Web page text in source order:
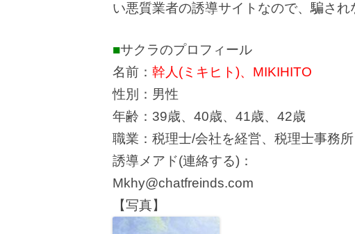
い悪質業者の誘導サイトなので、騙され
■サクラのプロフィール
名前： 幹人(ミキヒト)、MIKIHITO
性別：男性
年齢：39歳、40歳、41歳、42歳
職業：税理士/会社を経営、税理士事務
誘導メアド(連絡する)：
Mkhy@chatfreinds.com
【写真】